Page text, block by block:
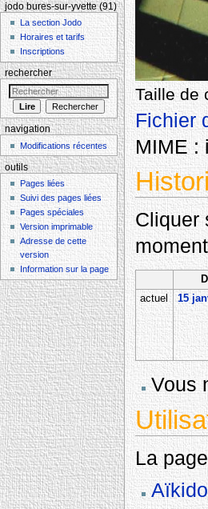
Taille de
Fichier
MIME :
Cliquer
actuel
15
Vous
La
jodo bures-sur-yvette (91)
La section Jodo
Horaires et tarifs
Inscriptions
rechercher
navigation
Modifications récentes
outils
Pages liées
Suivi des pages liées
Pages spéciales
Version imprimable
Adresse de cette
version
Information sur la page